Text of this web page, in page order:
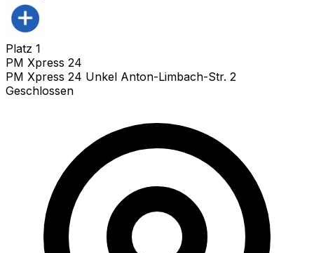
Platz 1
PM Xpress 24
PM Xpress 24 Unkel Anton-Limbach-Str. 2
Geschlossen